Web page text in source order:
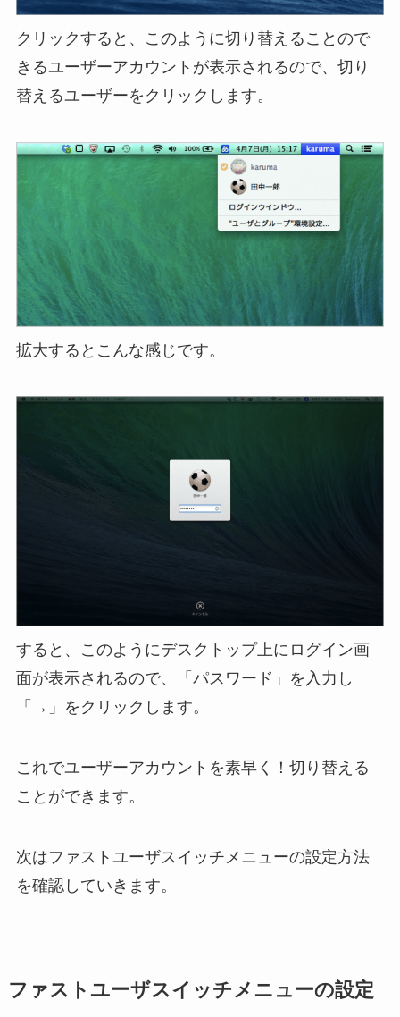
クリックすると、このように切り替えることので
きるユーザーアカウントが表示されるので、切り
替えるユーザーをクリックします。
拡大するとこんな感じです。
すると、このようにデスクトップ上にログイン画
面が表示されるので、「パスワード」を入力し
「→」をクリックします。
これでユーザーアカウントを素早く！切り替える
ことができます。
次はファストユーザスイッチメニューの設定方法
を確認していきます。
ファストユーザスイッチメニューの設定